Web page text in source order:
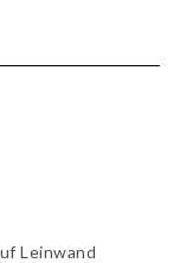
Leinwand